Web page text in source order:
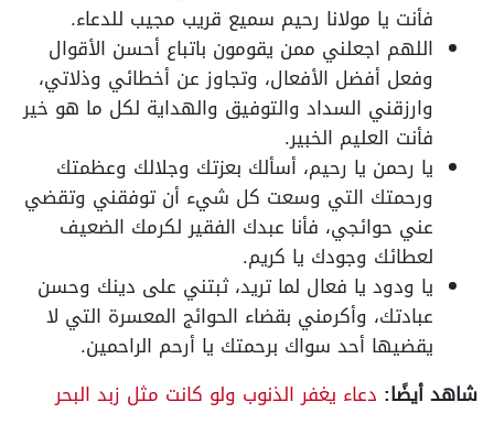
فأنت يا مولانا رحيم سميع قريب مجيب للدعاء.
اللهم اجعلني ممن يقومون باتباع أحسن الأقوال
وفعل أفضل الأفعال، وتجاوز عن أخطائي وذلاتي،
وارزقني السداد والتوفيق والهداية لكل ما هو خير
فأنت العليم الخبير.
يا رحمن يا رحيم، أسألك بعزتك وجلالك وعظمتك
ورحمتك التي وسعت كل شيء أن توفقني وتقضي
عني حوائجي، فأنا عبدك الفقير لكرمك الضعيف
لعطائك وجودك يا كريم.
يا ودود يا فعال لما تريد، ثبتني على دينك وحسن
عبادتك، وأكرمني بقضاء الحوائج المعسرة التي لا
يقضيها أحد سواك برحمتك يا أرحم الراحمين.
شاهد أيضًا: دعاء يغفر الذنوب ولو كانت مثل زبد البحر